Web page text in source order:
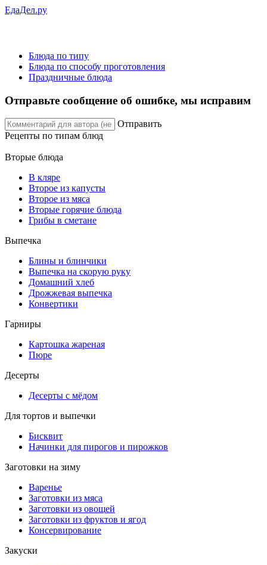
ЕдаДел.ру
Блюда по типу
Блюда по способу проготовления
Праздничные блюда
Отправьте сообщение об ошибке, мы исправим
Отправить
Рецепты по типам блюд
Вторые блюда
В кляре
Второе из капусты
Второе из мяса
Вторые горячие блюда
Грибы в сметане
Выпечка
Блины и блинчики
Выпечка на скорую руку
Домашний хлеб
Дрожжевая выпечка
Конвертики
Гарниры
Картошка жареная
Пюре
Десерты
Десерты с мёдом
Для тортов и выпечки
Бисквит
Начинки для пирогов и пирожков
Заготовки на зиму
Варенье
Заготовки из мяса
Заготовки из овощей
Заготовки из фруктов и ягод
Консервирование
Закуски